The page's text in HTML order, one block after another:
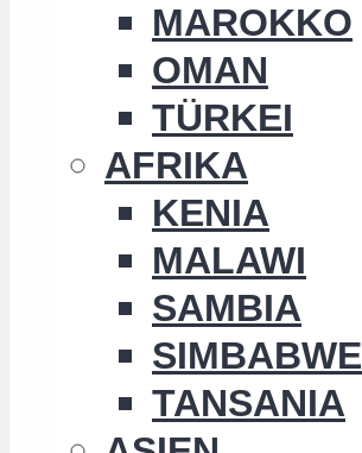
MAROKKO
OMAN
TÜRKEI
AFRIKA
KENIA
MALAWI
SAMBIA
SIMBABWE
TANSANIA